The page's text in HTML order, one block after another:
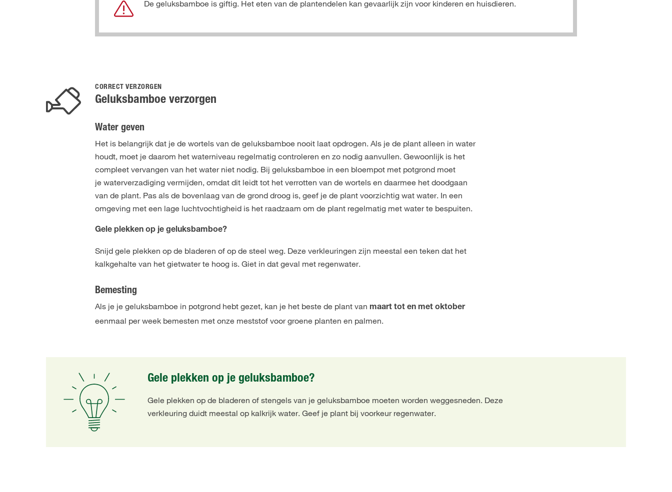
De geluksbamboe is giftig. Het eten van de plantendelen kan gevaarlijk zijn voor kinderen en huisdieren.
CORRECT VERZORGEN
Geluksbamboe verzorgen
Water geven
Het is belangrijk dat je de wortels van de geluksbamboe nooit laat opdrogen. Als je de plant alleen in water
houdt, moet je daarom het waterniveau regelmatig controleren en zo nodig aanvullen. Gewoonlijk is het
compleet vervangen van het water niet nodig. Bij geluksbamboe in een bloempot met potgrond moet
je waterverzadiging vermijden, omdat dit leidt tot het verrotten van de wortels en daarmee het doodgaan
van de plant. Pas als de bovenlaag van de grond droog is, geef je de plant voorzichtig wat water. In een
omgeving met een lage luchtvochtigheid is het raadzaam om de plant regelmatig met water te bespuiten.
Gele plekken op je geluksbamboe?
Snijd gele plekken op de bladeren of op de steel weg. Deze verkleuringen zijn meestal een teken dat het
kalkgehalte van het gietwater te hoog is. Giet in dat geval met regenwater.
Bemesting
Als je je geluksbamboe in potgrond hebt gezet, kan je het beste de plant van maart tot en met oktober
eenmaal per week bemesten met onze meststof voor groene planten en palmen.
Gele plekken op je geluksbamboe?
Gele plekken op de bladeren of stengels van je geluksbamboe moeten worden weggesneden. Deze
verkleuring duidt meestal op kalkrijk water. Geef je plant bij voorkeur regenwater.